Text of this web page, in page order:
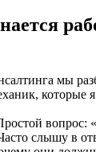
мы
которые
вопрос:
слышу в